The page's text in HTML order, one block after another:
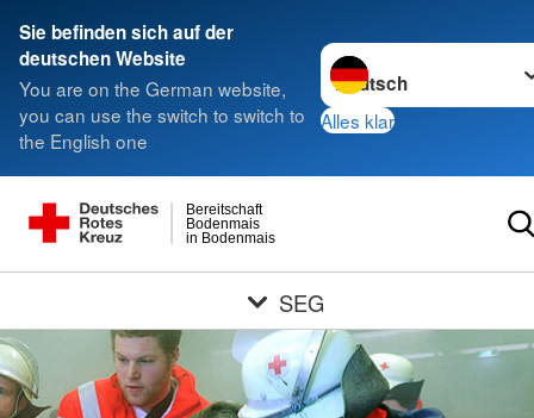
Sie befinden sich auf der
deutschen Website
You are on the German website,
you can use the switch to switch to
the English one
Sprache wechseln zu
Alles klar
in Bodenmais
Bodenmais
Bereitschaft
SEG